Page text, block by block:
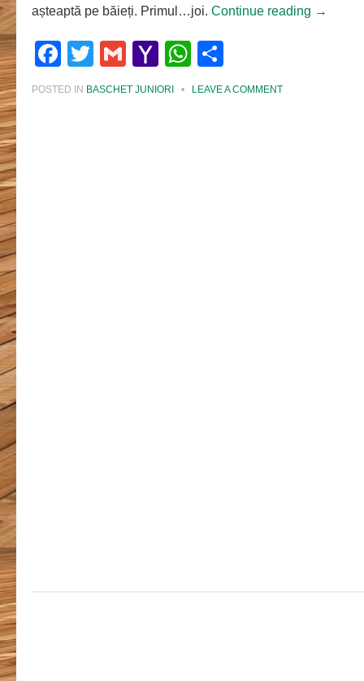
așteaptă pe băieți. Primul…joi. Continue reading →
Facebook
Twitter
GmailYahoo
Mail
WhatsApp
POSTED IN BASCHET JUNIORI • LEAVE A COMMENT